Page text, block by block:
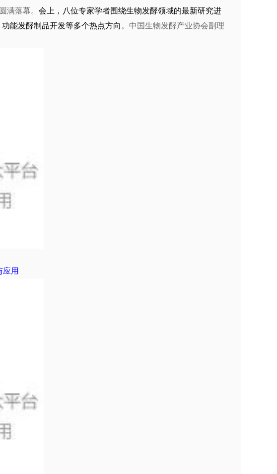
满落幕。 会上，八位专家学者围绕生物发酵领域的最新研究进
能发酵制品开发等多个热点方向 。中国生物发酵产业协会副理
应用